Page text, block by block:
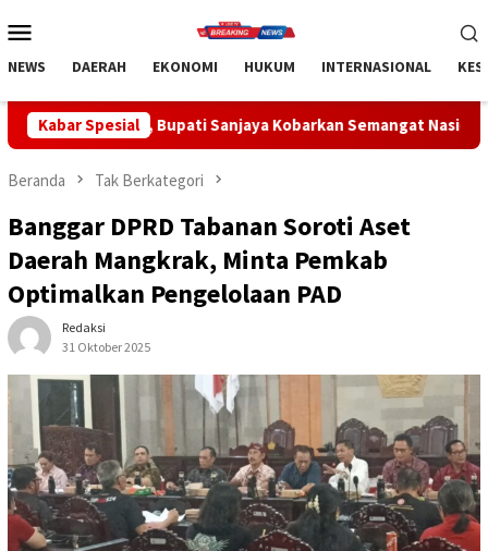
ke
Mobile
NEWS DAERAH EKONOMI HUKUM INTERNASIONAL
Kabar Spesial
Kobarkan Semangat Nasionalisme di Tabanan
Beranda Tak Berkategori
Banggar DPRD Tabanan Soroti Aset
Daerah Mangkrak, Minta Pemkab
Optimalkan Pengelolaan PAD
Redaksi
31 Oktober 2025